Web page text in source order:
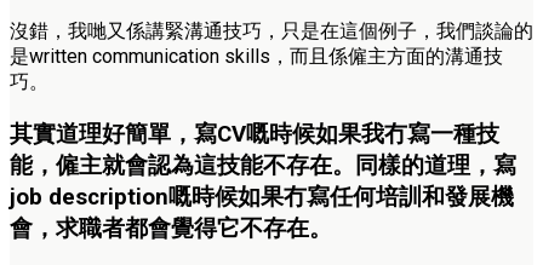
沒錯，我哋又係講緊溝通技巧，只是在這個例子，我們談論的
是written communication skills，而且係僱主方面的溝通技
巧。
其實道理好簡單，寫CV嘅時候如果我冇寫一種技
能，僱主就會認為這技能不存在。同樣的道理，寫
job description嘅時候如果冇寫任何培訓和發展機
會，求職者都會覺得它不存在。